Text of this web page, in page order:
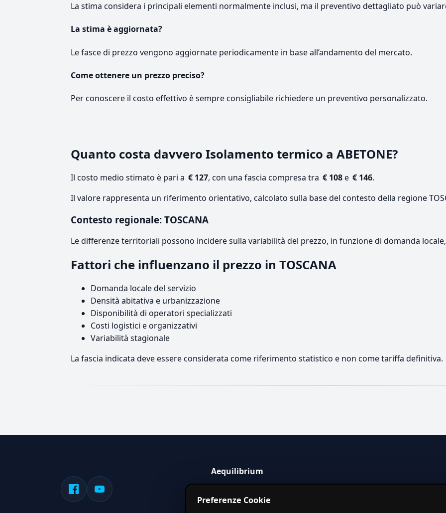
La stima considera i principali elementi normalmente inclusi, ma il preventivo dettagliato può
La stima è aggiornata?
Le fasce di prezzo vengono aggiornate periodicamente in base all’andamento del mercato.
Come ottenere un prezzo preciso?
Per conoscere il costo effettivo è sempre consigliabile richiedere un preventivo personalizzato.
Quanto costa davvero Isolamento termico a ABETONE?
Il costo medio stimato è pari a € 127, con una fascia compresa tra € 108e € 146.
Il valore rappresenta un riferimento orientativo, calcolato sulla base del contesto della regione
Contesto regionale: TOSCANA
Le differenze territoriali possono incidere sulla variabilità del prezzo, in funzione di domanda
Fattori che influenzano il prezzo in TOSCANA
Domanda locale del servizio
Densità abitativa e urbanizzazione
Disponibilità di operatori specializzati
Costi logistici e organizzativi
Variabilità stagionale
La fascia indicata deve essere considerata come riferimento statistico e non come tariffa definitiva.
Aequilibrium
servizi in Italia.
Preferenze Cookie